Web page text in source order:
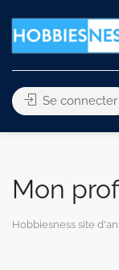
Se connecter
Mon
Hobbiesness site